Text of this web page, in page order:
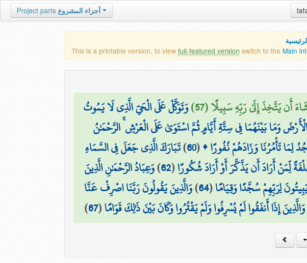
Project parts أجزاء المشروع
This is a printable version, to view full-featured version switch to the Main
يَتَّخِذَ إِلَىٰ رَبِّهِ سَبِيلًا (57)
وَتَوَكَّلْ عَلَى الْحَيِّ الَّذِي لَا يَمُوتُ
وَمَا بَيْنَهُمَا فِي سِتَّةِ أَيَّامٍ ثُمَّ اسْتَوَىٰ عَلَى الْعَرْشِ ۚ الرَّحْمَٰنُ
لِمَا تَأْمُرُنَا وَزَادَهُمْ نُفُورًا ۩(
60
)تَبَارَكَ الَّذِي جَعَلَ فِي السَّمَاءِ
لِّمَنْ أَرَادَ أَن يَذَّكَّرَ أَوْ أَرَادَ شُكُورًا(
62
)وَعِبَادُ الرَّحْمَٰنِ الَّذِينَ
لِرَبِّهِمْ سُجَّدًا وَقِيَامًا(
64
)وَالَّذِينَ يَقُولُونَ رَبَّنَا اصْرِفْ عَنَّا
وَالَّذِينَ إِذَا أَنفَقُوا لَمْ يُسْرِفُوا وَلَمْ يَقْتُرُوا وَكَانَ بَيْنَ ذَٰلِكَ قَوَامًا(
67
)